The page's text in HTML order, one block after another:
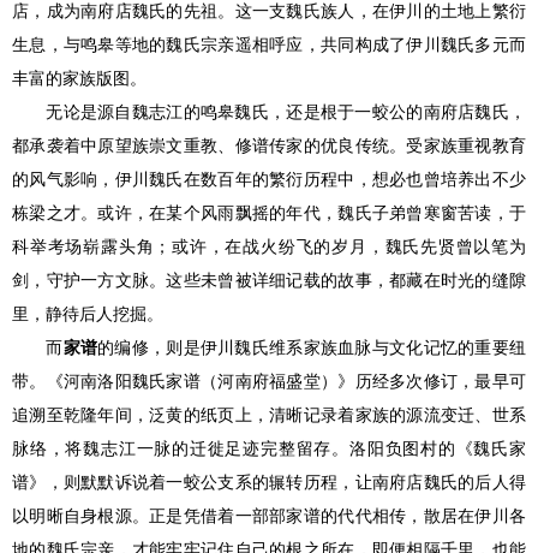
店，成为南府店魏氏的先祖。这一支魏氏族人，在伊川的土地上繁衍
生息，与鸣皋等地的魏氏宗亲遥相呼应，共同构成了伊川魏氏多元而
丰富的家族版图。
无论是源自魏志江的鸣皋魏氏，还是根于一蛟公的南府店魏氏，
都承袭着中原望族崇文重教、修谱传家的优良传统。受家族重视教育
的风气影响，伊川魏氏在数百年的繁衍历程中，想必也曾培养出不少
栋梁之才。或许，在某个风雨飘摇的年代，魏氏子弟曾寒窗苦读，于
科举考场崭露头角；或许，在战火纷飞的岁月，魏氏先贤曾以笔为
剑，守护一方文脉。这些未曾被详细记载的故事，都藏在时光的缝隙
里，静待后人挖掘。
而家谱的编修，则是伊川魏氏维系家族血脉与文化记忆的重要纽
带。《河南洛阳魏氏家谱（河南府福盛堂）》历经多次修订，最早可
追溯至乾隆年间，泛黄的纸页上，清晰记录着家族的源流变迁、世系
脉络，将魏志江一脉的迁徙足迹完整留存。洛阳负图村的《魏氏家
谱》，则默默诉说着一蛟公支系的辗转历程，让南府店魏氏的后人得
以明晰自身根源。正是凭借着一部部家谱的代代相传，散居在伊川各